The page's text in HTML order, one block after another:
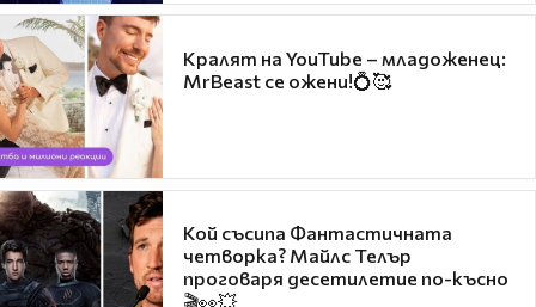
Кралят на YouTube – младоженец:
MrBeast се ожени!💍🥰
Кой съсипа Фантастичната
четворка? Майлс Телър
проговаря десетилетие по-късно
🎬👀💥